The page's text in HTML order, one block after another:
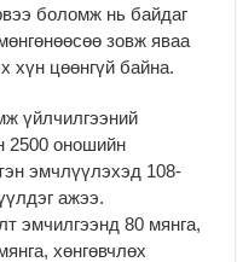
боломж нь байдаг
зовж яваа
хүн цөөнгүй байна.
үйлчилгээний
2500 оношийн
эмчлүүлэхэд 108-
ажээ.
эмчилгээнд 80 мянга,
хөнгөвчлөх